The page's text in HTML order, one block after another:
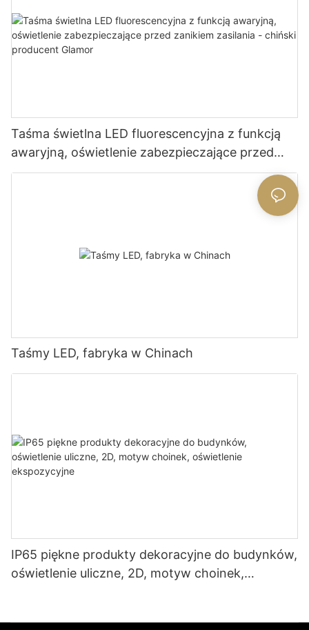
Taśma świetlna LED fluorescencyjna z funkcją
awaryjną, oświetlenie zabezpieczające przed
zanikiem zasilania - chiński producent Glamor
Taśmy LED, fabryka w Chinach
IP65 piękne produkty dekoracyjne do budynków,
oświetlenie uliczne, 2D, motyw choinek,